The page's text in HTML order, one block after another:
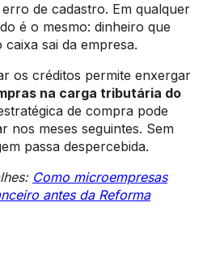
de cadastro. Em qualquer
é o mesmo: dinheiro que
sai da empresa.
os créditos permite enxergar
na carga tributária do
de compra pode
nos meses seguintes. Sem
passa despercebida.
Como microempresas
antes da Reforma